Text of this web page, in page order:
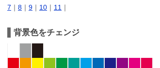
7 ｜ 8 ｜ 9 ｜ 10 ｜ 11 ｜
背景色をチェンジ